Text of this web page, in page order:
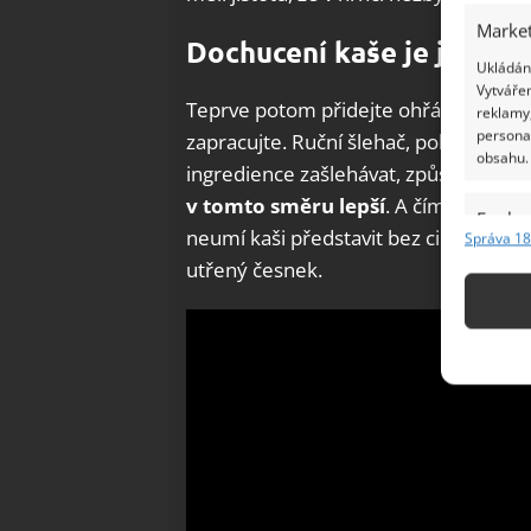
obsahu.
Funkce
Správa
Dochucení kaše je jen na
Teprve potom přidejte ohřátou
zapracujte. Ruční šlehač, pokud ho
ingredience zašlehávat, způsobí, že
v tomto směru lepší. A čím kaši
neumí kaši představit bez cibulky, ať
utřený česnek.